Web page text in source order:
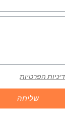
הפרטיות
שליחה